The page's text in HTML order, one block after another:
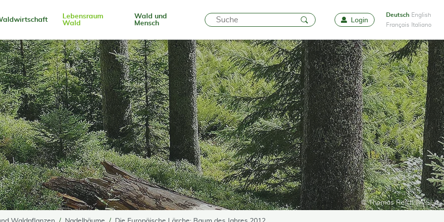
Lebensraum
Wald
Wald und
Mensch
FavoritenLogin
Deutsch English
Français
Italiano
© Thomas Reich (WSL)